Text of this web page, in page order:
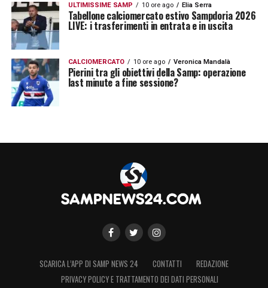
ULTIMISSIME SAMP 10 ore ago Elia Serra
Tabellone calciomercato estivo Sampdoria 2026
LIVE: i trasferimenti in entrata e in uscita
CALCIOMERCATO 10 ore ago Veronica Mandalà
Pierini tra gli obiettivi della Samp: operazione
last minute a fine sessione?
SCARICA L’APP DI SAMP NEWS 24 CONTATTI
REDAZIONE
PRIVACY POLICY E TRATTAMENTO DEI DATI PERSONALI